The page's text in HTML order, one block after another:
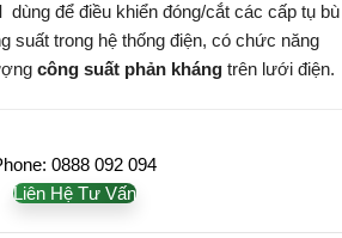
dùng để điều khiển đóng/cắt các cấp tụ bù
suất trong hệ thống điện, có chức năng
công suất phản kháng trên lưới điện.
0888 092 094
Liên Hệ Tư Vấn